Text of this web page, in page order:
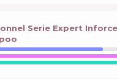
Serie Expert